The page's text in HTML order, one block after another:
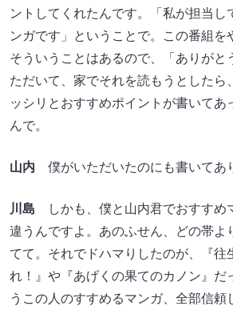
ントしてくれたんです。「私が担当し
ンガです」ということで。この番組を
そういうことはあるので、「ありがと
ただいて、家でそれを読もうとしたら
ッシリとおすすめポイントが書いてあ
んで。
山内 僕がいただいたのにも書いてあ
川島 しかも、僕と山内君でおすすめ
違うんですよ。あのふせん、どの帯よ
てて。それでドハマりしたのが、『往
れ！』や『あげくの果てのカノン』だ
うこの人のすすめるマンガ、全部信頼